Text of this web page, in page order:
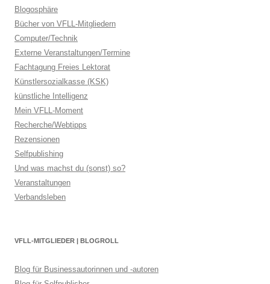
Blogosphäre
Bücher von VFLL-Mitgliedern
Computer/Technik
Externe Veranstaltungen/Termine
Fachtagung Freies Lektorat
Künstlersozialkasse (KSK)
künstliche Intelligenz
Mein VFLL-Moment
Recherche/Webtipps
Rezensionen
Selfpublishing
Und was machst du (sonst) so?
Veranstaltungen
Verbandsleben
VFLL-MITGLIEDER | BLOGROLL
Blog für Businessautorinnen und -autoren